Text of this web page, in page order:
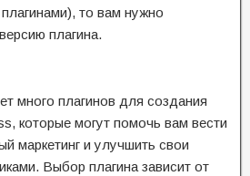
то вам нужно
плагина.
много плагинов для создания
которые могут помочь вам вести
маркетинг и улучшить свои
Выбор плагина зависит от